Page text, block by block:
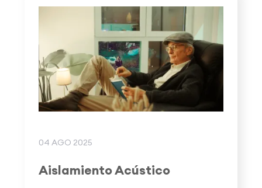
04 AGO 2025
Aislamiento Acústico